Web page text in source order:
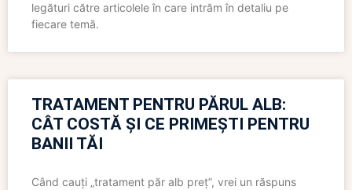
legături către articolele în care intrăm în detaliu pe
fiecare temă.
TRATAMENT PENTRU PĂRUL ALB:
CÂT COSTĂ ȘI CE PRIMEȘTI PENTRU
BANII TĂI
Când cauți „tratament păr alb preț”, vrei un răspuns